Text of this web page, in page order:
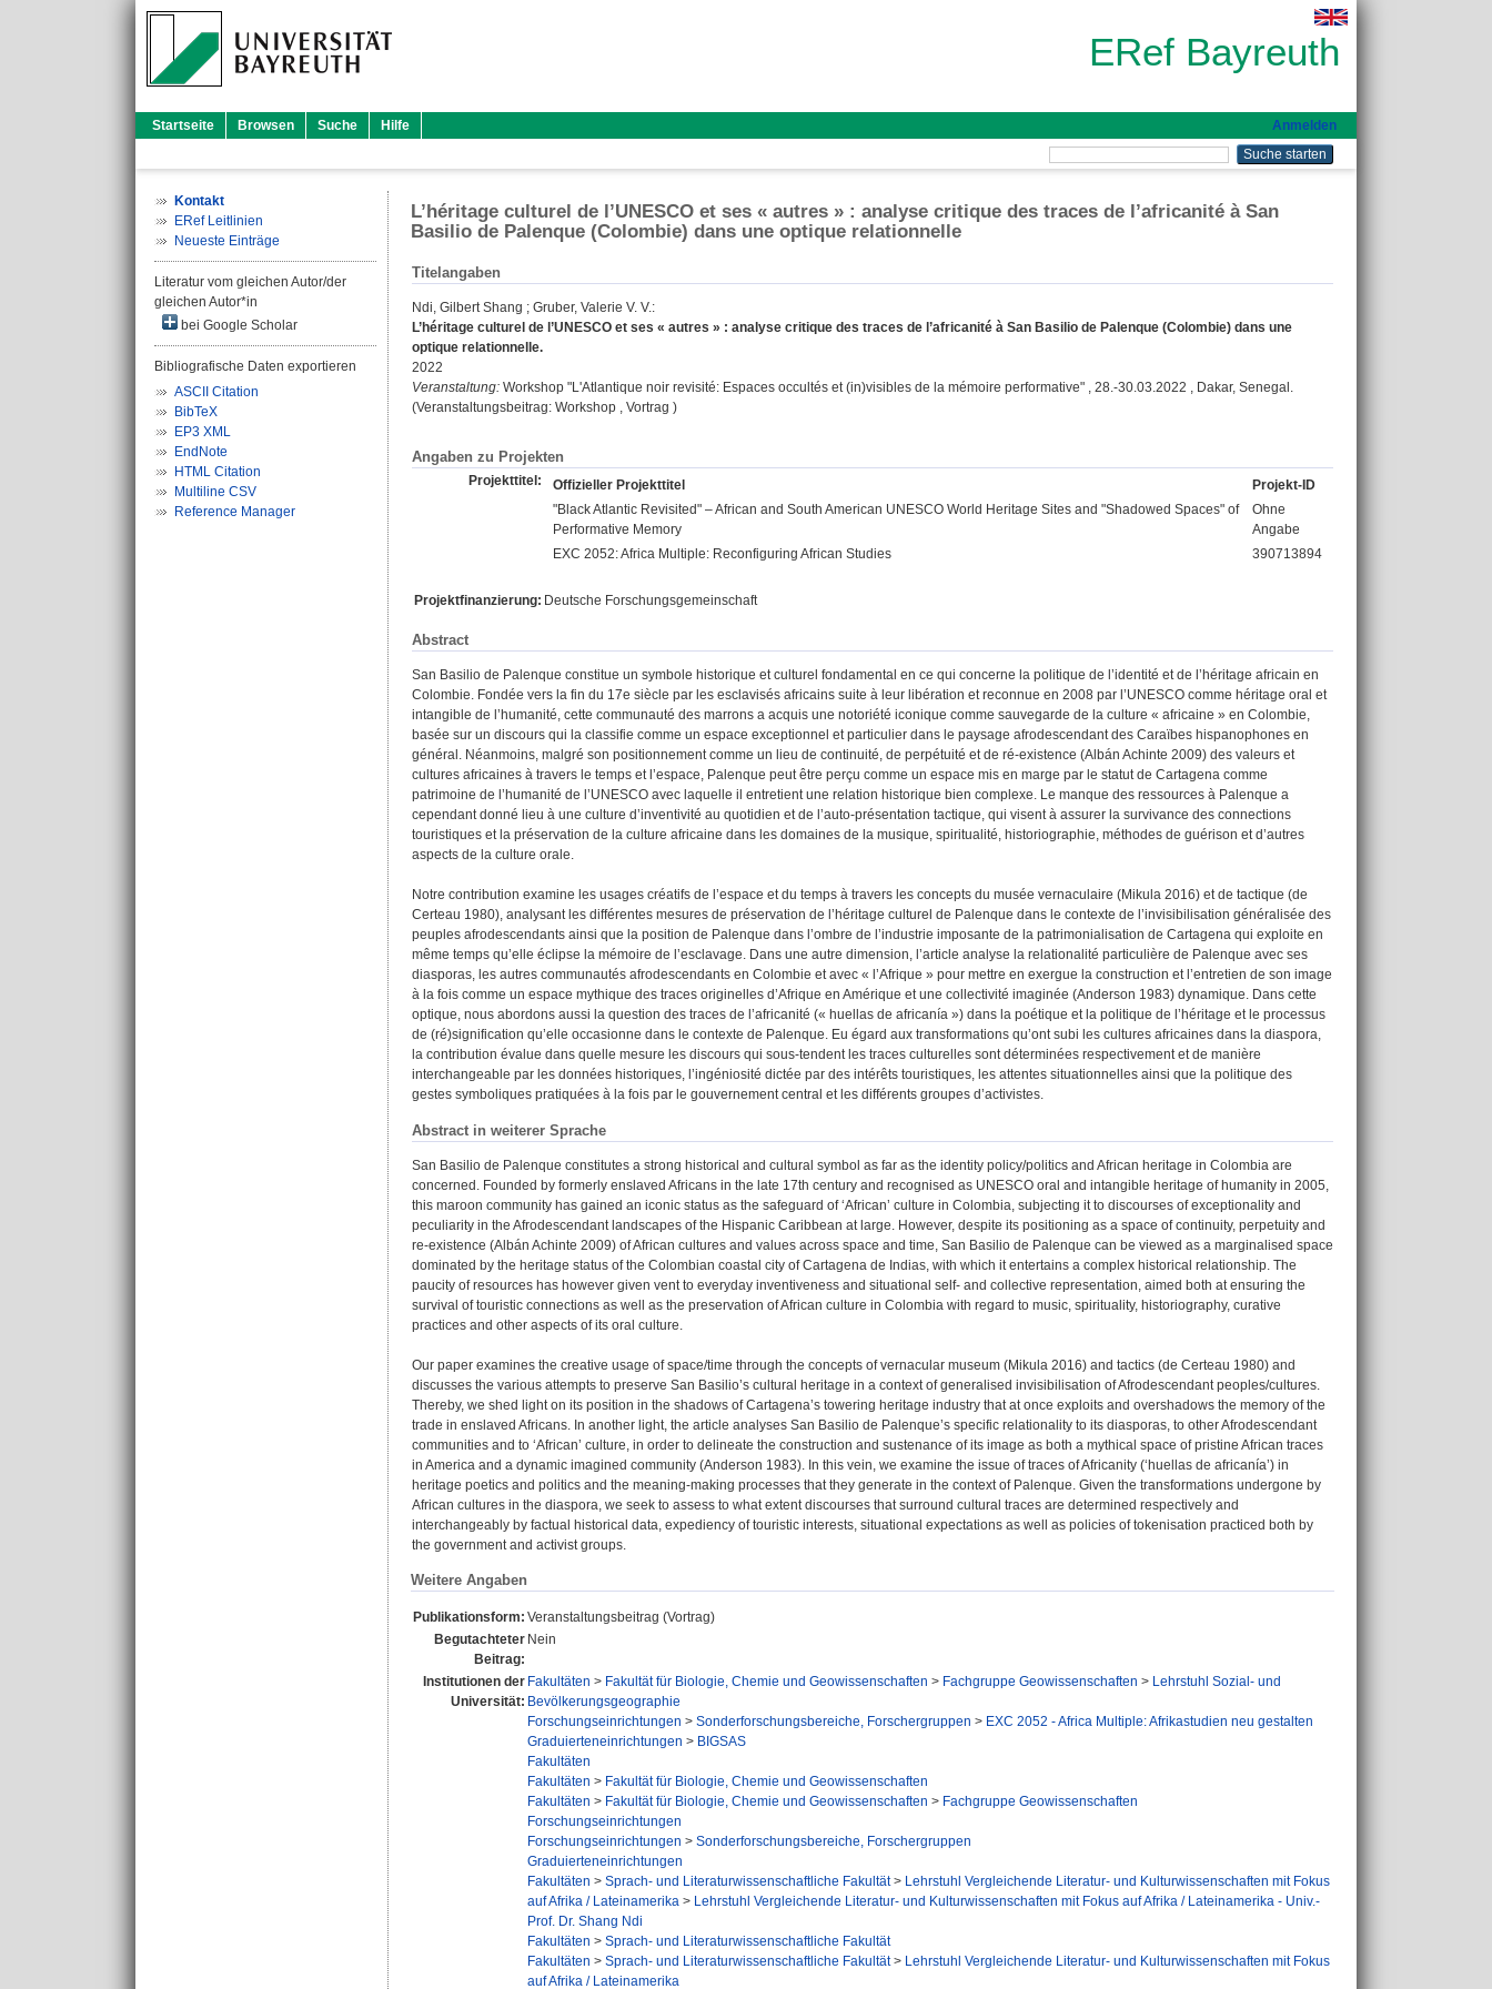
ERef Bayreuth
Startseite Browsen Suche Hilfe Anmelden
Kontakt
ERef Leitlinien
Neueste Einträge
Literatur vom gleichen Autor/der
gleichen Autor*in
bei Google Scholar
Bibliografische Daten exportieren
ASCII Citation
BibTeX
EP3 XML
EndNote
HTML Citation
Multiline CSV
Reference Manager
L’héritage culturel de l’UNESCO et ses « autres » : analyse critique des traces de l’africanité à San
Basilio de Palenque (Colombie) dans une optique relationnelle
Titelangaben
Ndi, Gilbert Shang ; Gruber, Valerie V. V.:
L’héritage culturel de l’UNESCO et ses « autres » : analyse critique des traces de l’africanité à San Basilio de Palenque (Colombie) dans une
optique relationnelle.
2022
Veranstaltung: Workshop "L'Atlantique noir revisité: Espaces occultés et (in)visibles de la mémoire performative" , 28.-30.03.2022 , Dakar, Senegal.
(Veranstaltungsbeitrag: Workshop , Vortrag )
Angaben zu Projekten
Projekttitel: Offizieller Projekttitel
Projekt-ID
"Black Atlantic Revisited" – African and South American UNESCO World Heritage Sites and "Shadowed Spaces" of
Performative Memory
Ohne
Angabe
EXC 2052: Africa Multiple: Reconfiguring African Studies
390713894
Projektfinanzierung: Deutsche Forschungsgemeinschaft
Abstract
San Basilio de Palenque constitue un symbole historique et culturel fondamental en ce qui concerne la politique de l’identité et de l’héritage africain en
Colombie. Fondée vers la fin du 17e siècle par les esclavisés africains suite à leur libération et reconnue en 2008 par l’UNESCO comme héritage oral et
intangible de l’humanité, cette communauté des marrons a acquis une notoriété iconique comme sauvegarde de la culture « africaine » en Colombie,
basée sur un discours qui la classifie comme un espace exceptionnel et particulier dans le paysage afrodescendant des Caraïbes hispanophones en
général. Néanmoins, malgré son positionnement comme un lieu de continuité, de perpétuité et de ré-existence (Albán Achinte 2009) des valeurs et
cultures africaines à travers le temps et l’espace, Palenque peut être perçu comme un espace mis en marge par le statut de Cartagena comme
patrimoine de l’humanité de l’UNESCO avec laquelle il entretient une relation historique bien complexe. Le manque des ressources à Palenque a
cependant donné lieu à une culture d’inventivité au quotidien et de l’auto-présentation tactique, qui visent à assurer la survivance des connections
touristiques et la préservation de la culture africaine dans les domaines de la musique, spiritualité, historiographie, méthodes de guérison et d’autres
aspects de la culture orale.
Notre contribution examine les usages créatifs de l’espace et du temps à travers les concepts du musée vernaculaire (Mikula 2016) et de tactique (de
Certeau 1980), analysant les différentes mesures de préservation de l’héritage culturel de Palenque dans le contexte de l’invisibilisation généralisée des
peuples afrodescendants ainsi que la position de Palenque dans l’ombre de l’industrie imposante de la patrimonialisation de Cartagena qui exploite en
même temps qu’elle éclipse la mémoire de l’esclavage. Dans une autre dimension, l’article analyse la relationalité particulière de Palenque avec ses
diasporas, les autres communautés afrodescendants en Colombie et avec « l’Afrique » pour mettre en exergue la construction et l’entretien de son image
à la fois comme un espace mythique des traces originelles d’Afrique en Amérique et une collectivité imaginée (Anderson 1983) dynamique. Dans cette
optique, nous abordons aussi la question des traces de l’africanité (« huellas de africanía ») dans la poétique et la politique de l’héritage et le processus
de (ré)signification qu’elle occasionne dans le contexte de Palenque. Eu égard aux transformations qu’ont subi les cultures africaines dans la diaspora,
la contribution évalue dans quelle mesure les discours qui sous-tendent les traces culturelles sont déterminées respectivement et de manière
interchangeable par les données historiques, l’ingéniosité dictée par des intérêts touristiques, les attentes situationnelles ainsi que la politique des
gestes symboliques pratiquées à la fois par le gouvernement central et les différents groupes d’activistes.
Abstract in weiterer Sprache
San Basilio de Palenque constitutes a strong historical and cultural symbol as far as the identity policy/politics and African heritage in Colombia are
concerned. Founded by formerly enslaved Africans in the late 17th century and recognised as UNESCO oral and intangible heritage of humanity in 2005,
this maroon community has gained an iconic status as the safeguard of ‘African’ culture in Colombia, subjecting it to discourses of exceptionality and
peculiarity in the Afrodescendant landscapes of the Hispanic Caribbean at large. However, despite its positioning as a space of continuity, perpetuity and
re-existence (Albán Achinte 2009) of African cultures and values across space and time, San Basilio de Palenque can be viewed as a marginalised space
dominated by the heritage status of the Colombian coastal city of Cartagena de Indias, with which it entertains a complex historical relationship. The
paucity of resources has however given vent to everyday inventiveness and situational self- and collective representation, aimed both at ensuring the
survival of touristic connections as well as the preservation of African culture in Colombia with regard to music, spirituality, historiography, curative
practices and other aspects of its oral culture.
Our paper examines the creative usage of space/time through the concepts of vernacular museum (Mikula 2016) and tactics (de Certeau 1980) and
discusses the various attempts to preserve San Basilio’s cultural heritage in a context of generalised invisibilisation of Afrodescendant peoples/cultures.
Thereby, we shed light on its position in the shadows of Cartagena’s towering heritage industry that at once exploits and overshadows the memory of the
trade in enslaved Africans. In another light, the article analyses San Basilio de Palenque’s specific relationality to its diasporas, to other Afrodescendant
communities and to ‘African’ culture, in order to delineate the construction and sustenance of its image as both a mythical space of pristine African traces
in America and a dynamic imagined community (Anderson 1983). In this vein, we examine the issue of traces of Africanity (‘huellas de africanía’) in
heritage poetics and politics and the meaning-making processes that they generate in the context of Palenque. Given the transformations undergone by
African cultures in the diaspora, we seek to assess to what extent discourses that surround cultural traces are determined respectively and
interchangeably by factual historical data, expediency of touristic interests, situational expectations as well as policies of tokenisation practiced both by
the government and activist groups.
Weitere Angaben
Publikationsform: Veranstaltungsbeitrag (Vortrag)
Begutachteter
Beitrag:
Nein
Institutionen der
Universität:
Fakultäten > Fakultät für Biologie, Chemie und Geowissenschaften > Fachgruppe Geowissenschaften > Lehrstuhl Sozial- und
Bevölkerungsgeographie
Forschungseinrichtungen > Sonderforschungsbereiche, Forschergruppen > EXC 2052 - Africa Multiple: Afrikastudien neu gestalten
Graduierteneinrichtungen > BIGSAS
Fakultäten
Fakultäten > Fakultät für Biologie, Chemie und Geowissenschaften
Fakultäten > Fakultät für Biologie, Chemie und Geowissenschaften > Fachgruppe Geowissenschaften
Forschungseinrichtungen
Forschungseinrichtungen > Sonderforschungsbereiche, Forschergruppen
Graduierteneinrichtungen
Fakultäten > Sprach- und Literaturwissenschaftliche Fakultät> Lehrstuhl Vergleichende Literatur- und Kulturwissenschaften mit Fokus
auf Afrika / Lateinamerika > Lehrstuhl Vergleichende Literatur- und Kulturwissenschaften mit Fokus auf Afrika / Lateinamerika - Univ.-
Prof. Dr. Shang Ndi
Fakultäten > Sprach- und Literaturwissenschaftliche Fakultät
Fakultäten > Sprach- und Literaturwissenschaftliche Fakultät> Lehrstuhl Vergleichende Literatur- und Kulturwissenschaften mit Fokus
auf Afrika / Lateinamerika